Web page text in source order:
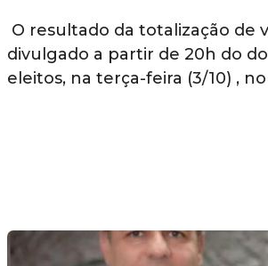
O resultado da totalização de
divulgado a partir de 20h do
eleitos, na terça-feira (3/10) , no